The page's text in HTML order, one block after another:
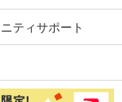
ティサポート